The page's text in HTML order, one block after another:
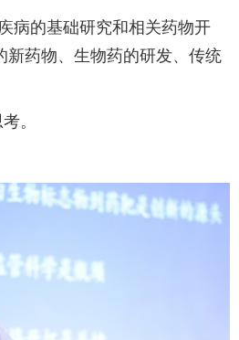
病的基础研究和相关药物开
新药物、生物药的研发、传统
。